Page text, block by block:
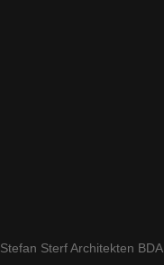
Stefan Sterf Architekten BDA